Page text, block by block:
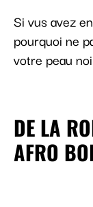
Si vus avez
pourquoi ne
votre peau
DE LA
AFRO